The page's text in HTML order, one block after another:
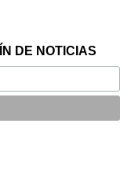
DE NOTICIAS